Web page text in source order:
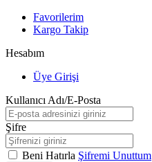
Favorilerim
Kargo Takip
Hesabım
Üye Girişi
Kullanıcı Adı/E-Posta
Şifre
Beni Hatırla Şifremi Unuttum